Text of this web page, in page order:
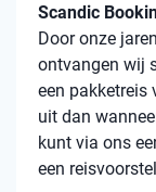
Scandic
Door onze
ontvangen wij
een pakketreis
uit dan
kunt via ons
een